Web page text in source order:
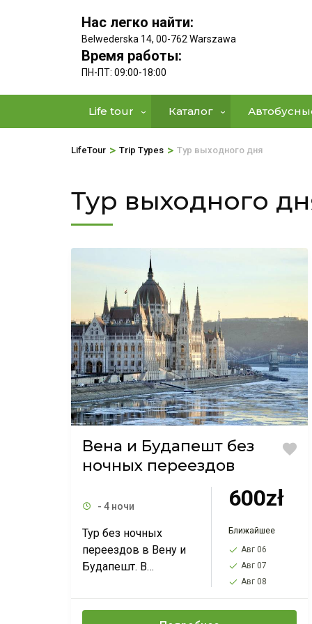
Нас легко найти:
Belwederska 14, 00-762 Warszawa
Время работы:
ПН-ПТ: 09:00-18:00
Life tour Каталог
LifeTour > Trip Types > Тур выходного дня
Тур выходного
Вена и Будапешт без
ночных переездов
- 4 ночи
Тур без ночных
переездов в Вену и
Будапешт. В
Оломоуц*, Вена,
Будапешт, Эгер,
600zł
Ближайшее
Авг 06
Авг 07
Авг 08